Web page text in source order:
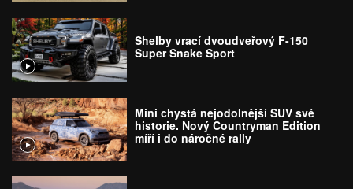
Shelby vrací dvoudveřový F-150
Super Snake Sport
Mini chystá nejodolnější SUV své
historie. Nový Countryman Edition
míří i do náročné rally